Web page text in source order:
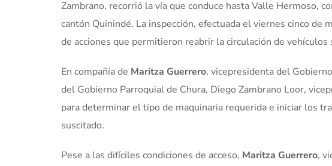
Zambrano, recorrió la vía que conduce hasta Valle Hermoso,
cantón Quinindé. La inspección, efectuada el viernes cinco
de acciones que permitieron reabrir la circulación de
En compañía de Maritza Guerrero, vicepresidenta del
del Gobierno Parroquial de Chura, Diego Zambrano Loor,
para determinar el tipo de maquinaria requerida e iniciar los
suscitado.
Pese a las difíciles condiciones de acceso, Maritza Guerrero,